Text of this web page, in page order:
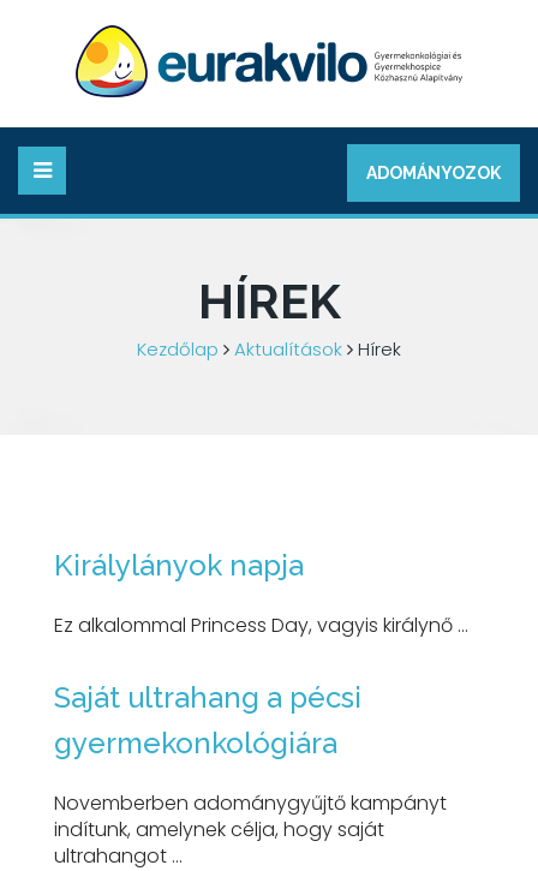
ADOMÁNYOZOK
HÍREK
Kezdőlap Aktualítások Hírek
Királylányok napja
Ez alkalommal Princess Day, vagyis királynő ...
Saját ultrahang a pécsi
gyermekonkológiára
Novemberben adománygyűjtő kampányt
indítunk, amelynek célja, hogy saját
ultrahangot ...